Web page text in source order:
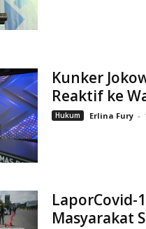
Kunker
Reaktif ke
Hukum Erlina Fury -
LaporCovid-
Masyarakat